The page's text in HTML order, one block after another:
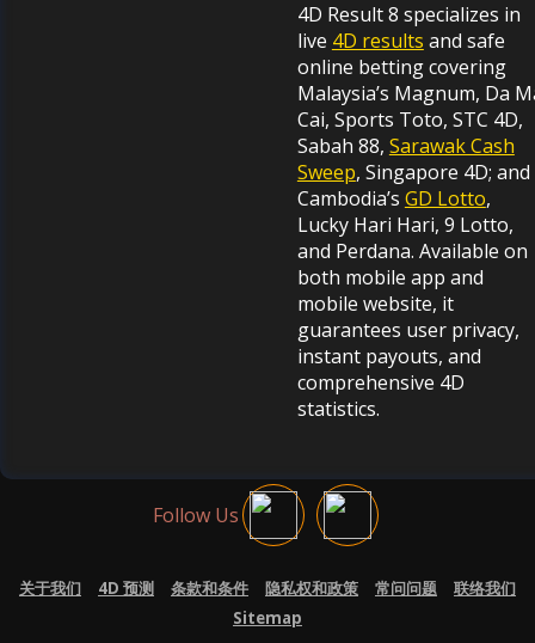
4D Result 8 specializes in
live 4D results and safe
online betting covering
Malaysia’s Magnum, Da
Cai, Sports Toto, STC 4D,
Sabah 88, Sarawak Cash
Sweep, Singapore 4D; and
Cambodia’s GD Lotto,
Lucky Hari Hari, 9 Lotto,
and Perdana. Available on
both mobile app and
mobile website, it
guarantees user privacy,
instant payouts, and
comprehensive 4D
statistics.
Follow Us
关于我们 4D 预测 条款和条件 隐私权和政策 常问问题
联络我们
Sitemap